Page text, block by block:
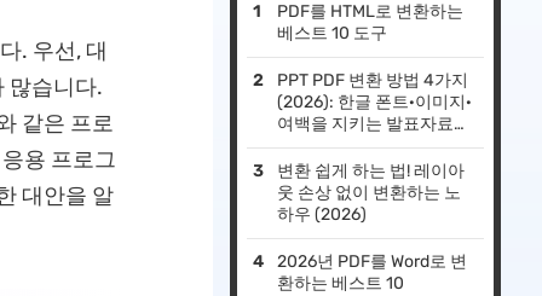
. 우선, 대
많습니다.
같은 프로
용 프로그
대안을 알
PDF를 HTML로 변환하는
베스트 10 도구
PPT PDF 변환 방법 4가지
(2026): 한글 폰트·이미지·
여백을 지키는 발표자료
저장법
변환 쉽게 하는 법! 레이아
웃 손상 없이 변환하는 노
하우 (2026)
2026년 PDF를 Word로 변
환하는 베스트 10